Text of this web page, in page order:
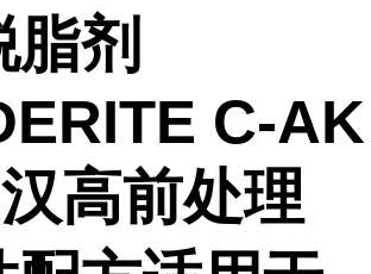
剂
C-AK
高前处理